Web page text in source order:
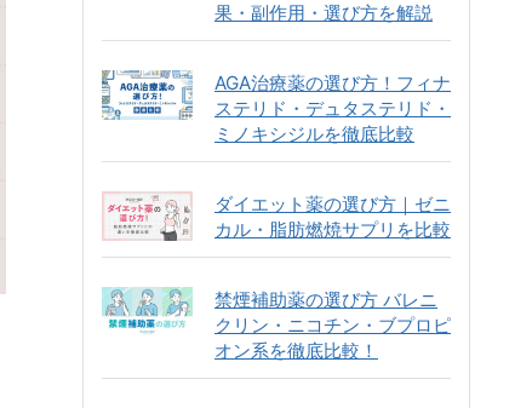
果・副作用・選び方を解説
AGA治療薬の選び方！フィナ
ステリド・デュタステリド・
ミノキシジルを徹底比較
ダイエット薬の選び方｜ゼニ
カル・脂肪燃焼サプリを比較
禁煙補助薬の選び方 バレニ
クリン・ニコチン・ブプロピ
オン系を徹底比較！